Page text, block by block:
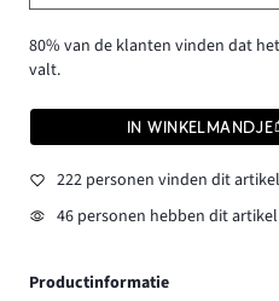
80% van de klanten vinden dat
valt.
IN WINKELMANDJE
222 personen vinden dit
46 personen hebben dit
Productinformatie